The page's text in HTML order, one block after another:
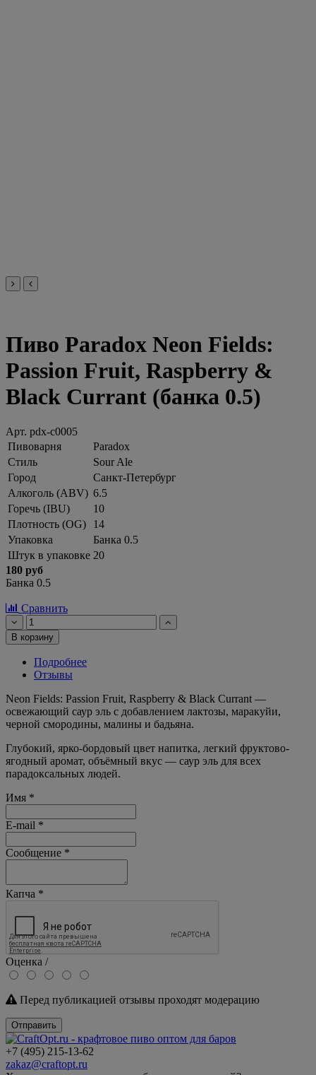
Пиво Paradox Neon Fields:
Passion Fruit, Raspberry &
Black Currant (банка 0.5)
Арт. pdx-c0005
Пивоварня
Paradox
Стиль
Sour Ale
Город
Санкт-Петербург
Алкоголь (ABV) 6.5
Горечь (IBU)
10
Плотность (OG)
14
Упаковка
Банка 0.5
Штук в упаковке 20
180 руб
Банка 0.5
Сравнить
В корзину
Подробнее
Отзывы
Neon Fields: Passion Fruit, Raspberry & Black Currant —
освежающий саур эль с добавлением лактозы, маракуйи,
черной смородины, малины и бадьяна.
Глубокий, ярко-бордовый цвет напитка, легкий фруктово-
ягодный аромат, объёмный вкус — саур эль для всех
парадоксальных людей.
Имя *
E-mail *
Сообщение *
Капча *
Оценка /
Перед публикацией отзывы проходят модерацию
Отправить
+7 (495) 215-13-62
zakaz@craftopt.ru